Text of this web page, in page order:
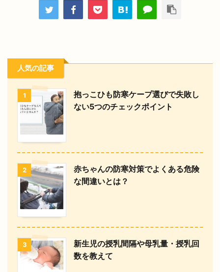
人気の記事
1
抱っこひも防寒ケープ選びで失敗し
ない5つのチェックポイント
2
赤ちゃんの防寒対策でよくある危険
な間違いとは？
3
新生児の授乳間隔や母乳量・授乳回
数を教えて